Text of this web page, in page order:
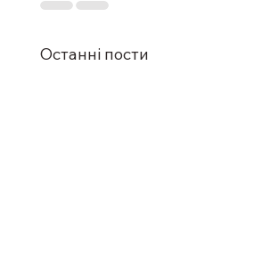
Останні пости